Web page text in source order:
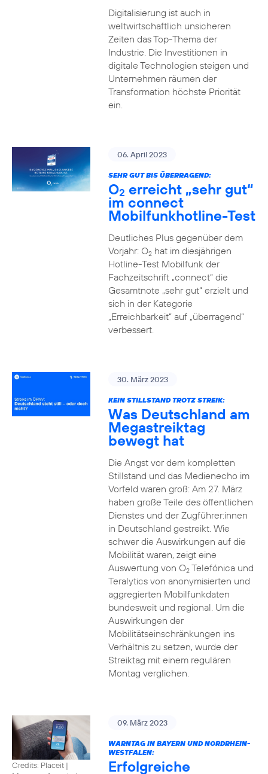
Digitalisierung ist auch in
weltwirtschaftlich unsicheren
Zeiten das Top-Thema der
Industrie. Die Investitionen in
digitale Technologien steigen und
Unternehmen räumen der
Transformation höchste Priorität
ein.
06. April 2023
SEHR GUT BIS ÜBERRAGEND:
O2 erreicht „sehr gut“
im connect
Mobilfunkhotline-Test
Deutliches Plus gegenüber dem
Vorjahr: O2hat im diesjährigen
Hotline-Test Mobilfunk der
Fachzeitschrift „connect“ die
Gesamtnote „sehr gut“ erzielt und
sich in der Kategorie
„Erreichbarkeit“ auf „überragend“
verbessert.
30. März 2023
KEIN STILLSTAND TROTZ STREIK:
Was Deutschland am
Megastreiktag
bewegt hat
Die Angst vor dem kompletten
Stillstand und das Medienecho im
Vorfeld waren groß: Am 27. März
haben große Teile des öffentlichen
Dienstes und der Zugführer:innen
in Deutschland gestreikt. Wie
schwer die Auswirkungen auf die
Mobilität waren, zeigt eine
Auswertung von O2Telefónica und
Teralytics von anonymisierten und
aggregierten Mobilfunkdaten
bundesweit und regional. Um die
Auswirkungen der
Mobilitätseinschränkungen ins
Verhältnis zu setzen, wurde der
Streiktag mit einem regulären
Montag verglichen.
Credits: Placeit |
09. März 2023
WARNTAG IN BAYERN UND NORDRHEIN-
WESTFALEN:
Erfolgreiche